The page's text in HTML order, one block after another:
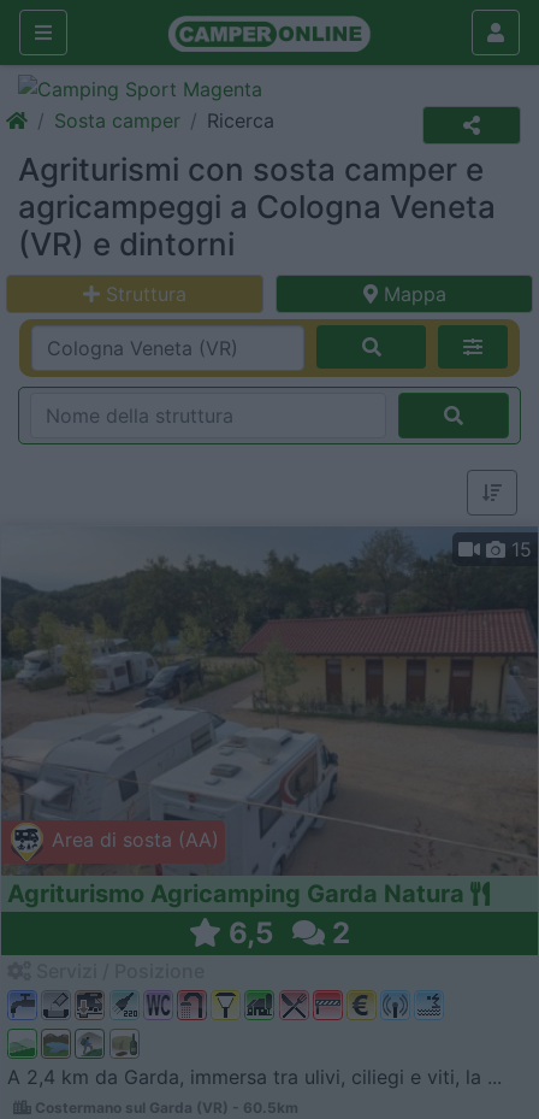
Sosta camper Ricerca
Agriturismi con sosta camper e
agricampeggi a Cologna Veneta
(VR) e dintorni
Struttura Mappa
Area di sosta (AA)
15
Agriturismo Agricamping Garda Natura
6,5 2
A 2,4 km da Garda, immersa tra ulivi, ciliegi e viti, la ...
Costermano sul Garda (VR) - 60.5km